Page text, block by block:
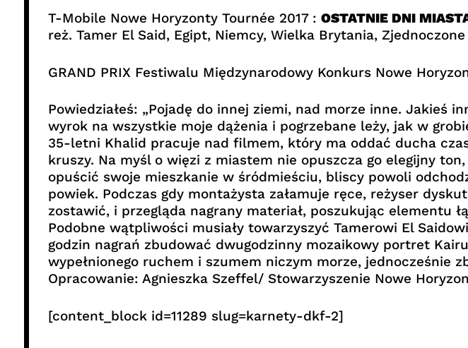
T-Mobile Nowe Horyzonty Tournée 2017 : OSTATNIE DNI
reż. Tamer El Said, Egipt, Niemcy, Wielka Brytania,
GRAND PRIX Festiwalu Międzynarodowy Konkurs Nowe
Powiedziałeś: „Pojadę do innej ziemi, nad morze inne. Jakieś
wyrok na wszystkie moje dążenia i pogrzebane leży, jak w
35-letni Khalid pracuje nad filmem, który ma oddać ducha
kruszy. Na myśl o więzi z miastem nie opuszcza go elegijny
opuścić swoje mieszkanie w śródmieściu, bliscy powoli
powiek. Podczas gdy montażysta załamuje ręce, reżyser
zostawić, i przegląda nagrany materiał, poszukując elementu
Podobne wątpliwości musiały towarzyszyć Tamerowi El
godzin nagrań zbudować dwugodzinny mozaikowy portret
wypełnionego ruchem i szumem niczym morze, jednocześnie
Opracowanie: Agnieszka Szeffel/ Stowarzyszenie Nowe
[content_block id=11289 slug=karnety-dkf-2]